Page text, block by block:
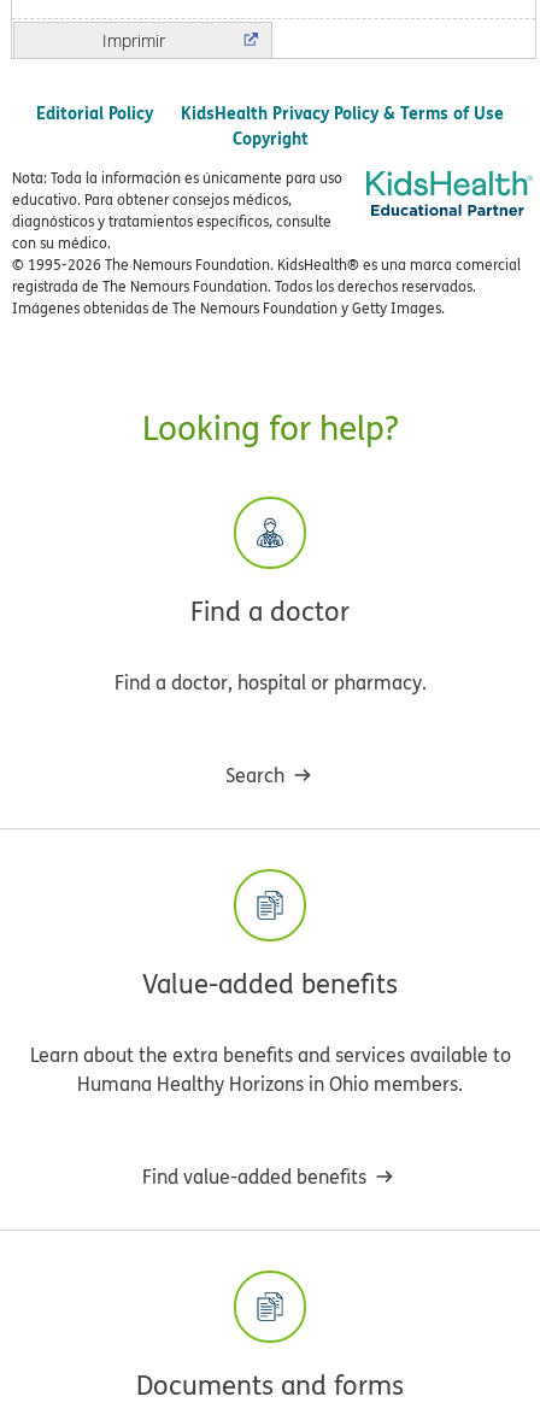
Imprimir
Editorial Policy
KidsHealth Privacy Policy & Terms of Use
Copyright
Nota: Toda la información es únicamente para uso
educativo. Para obtener consejos médicos,
diagnósticos y tratamientos específicos, consulte
con su médico.
© 1995-2026 The Nemours Foundation. KidsHealth® es una marca comercial
registrada de The Nemours Foundation. Todos los derechos reservados.
Imágenes obtenidas de The Nemours Foundation y Getty Images.
Looking for help?
Find a doctor
Find a doctor, hospital or pharmacy.
Search
Value-added benefits
Learn about the extra benefits and services available to
Humana Healthy Horizons in Ohio members.
Find value-added benefits
Documents and forms